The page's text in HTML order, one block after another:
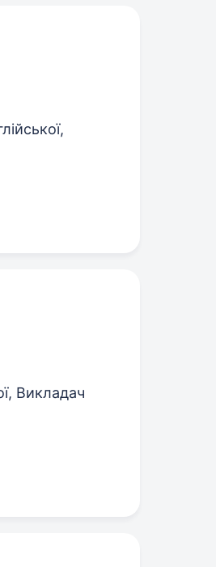
Викладач